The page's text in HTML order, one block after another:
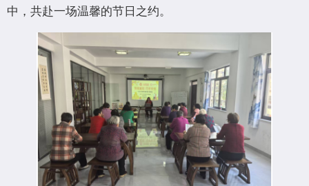
中，共赴一场温馨的节日之约。